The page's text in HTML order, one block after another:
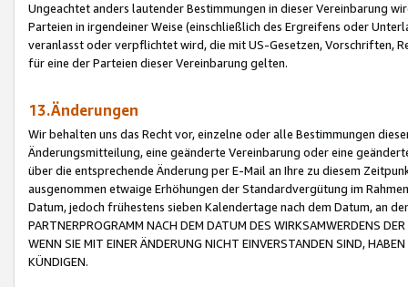
Ungeachtet anders lautender Bestimmungen in dieser Vereinbarung
Parteien in irgendeiner Weise (einschließlich des Ergreifens oder
veranlasst oder verpflichtet wird, die mit US-Gesetzen, Vorschriften,
für eine der Parteien dieser Vereinbarung gelten.
13.Änderungen
Wir behalten uns das Recht vor, einzelne oder alle Bestimmungen
Änderungsmitteilung, eine geänderte Vereinbarung oder eine
über die entsprechende Änderung per E-Mail an Ihre zu diesem
ausgenommen etwaige Erhöhungen der Standardvergütung im
Datum, jedoch frühestens sieben Kalendertage nach dem Datum, an
PARTNERPROGRAMM NACH DEM DATUM DES WIRKSAMWERDENS
WENN SIE MIT EINER ÄNDERUNG NICHT EINVERSTANDEN SIND,
KÜNDIGEN.